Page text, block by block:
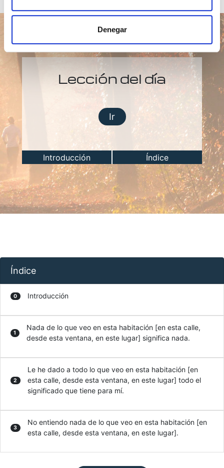
Denegar
Lección del día
Ir
Introducción Índice
Índice
0 Introducción
1
Nada de lo que veo en esta habitación [en esta calle,
desde esta ventana, en este lugar] significa nada.
2
Le he dado a todo lo que veo en esta habitación [en
esta calle, desde esta ventana, en este lugar] todo el
significado que tiene para mí.
3
No entiendo nada de lo que veo en esta habitación [en
esta calle, desde esta ventana, en este lugar].